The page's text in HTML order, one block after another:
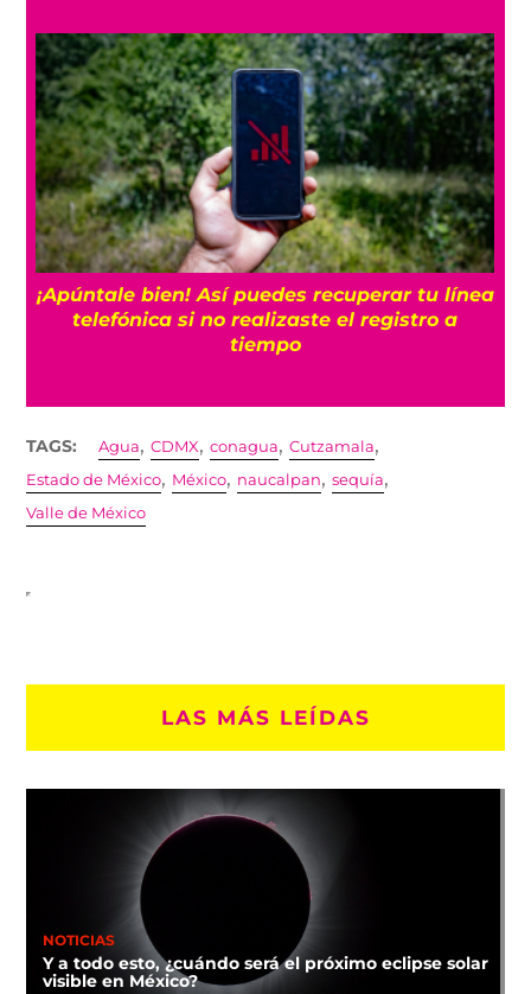
¡Apúntale bien! Así puedes recuperar tu línea
telefónica si no realizaste el registro a
tiempo
TAGS: Agua,CDMX,conagua,Cutzamala,
Estado de México, México, naucalpan,sequía,
Valle de México
LAS MÁS LEÍDAS
NOTICIAS
Y a todo esto, ¿cuándo será el próximo eclipse solar
visible en México?